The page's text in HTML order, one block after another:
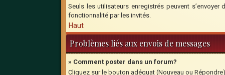
Seuls les utilisateurs enregistrés peuvent
fonctionnalité par les invités.
Haut
Problèmes liés aux envois de messages
» Comment poster dans un forum?
Cliquez sur le bouton adéquat (Nouveau ou